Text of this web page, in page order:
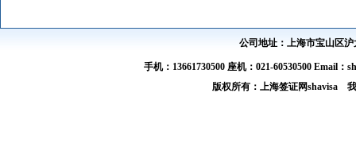
公司地址：上海市宝山区沪
手机：13661730500 座机：021-60530500 Email
版权所有：上海签证网shavisa